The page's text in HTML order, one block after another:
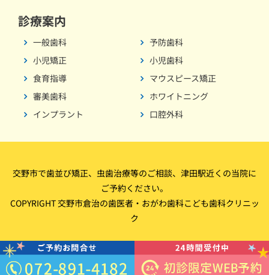
診療案内
一般歯科
予防歯科
小児矯正
小児歯科
食育指導
マウスピース矯正
審美歯科
ホワイトニング
インプラント
口腔外科
交野市で歯並び矯正、虫歯治療等のご相談、津田駅近くの当院に
ご予約ください。
COPYRIGHT 交野市倉治の歯医者・おがわ歯科こども歯科クリニッ
ク